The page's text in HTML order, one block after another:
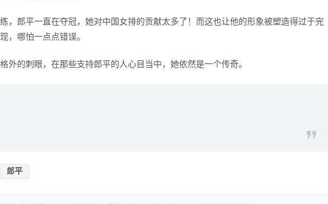
，郎平一直在夺冠，她对中国女排的贡献太多了！而这也让他的形象被塑造得过于完
，哪怕一点点错误。
外的刺眼，在那些支持郎平的人心目当中，她依然是一个传奇。
郎平